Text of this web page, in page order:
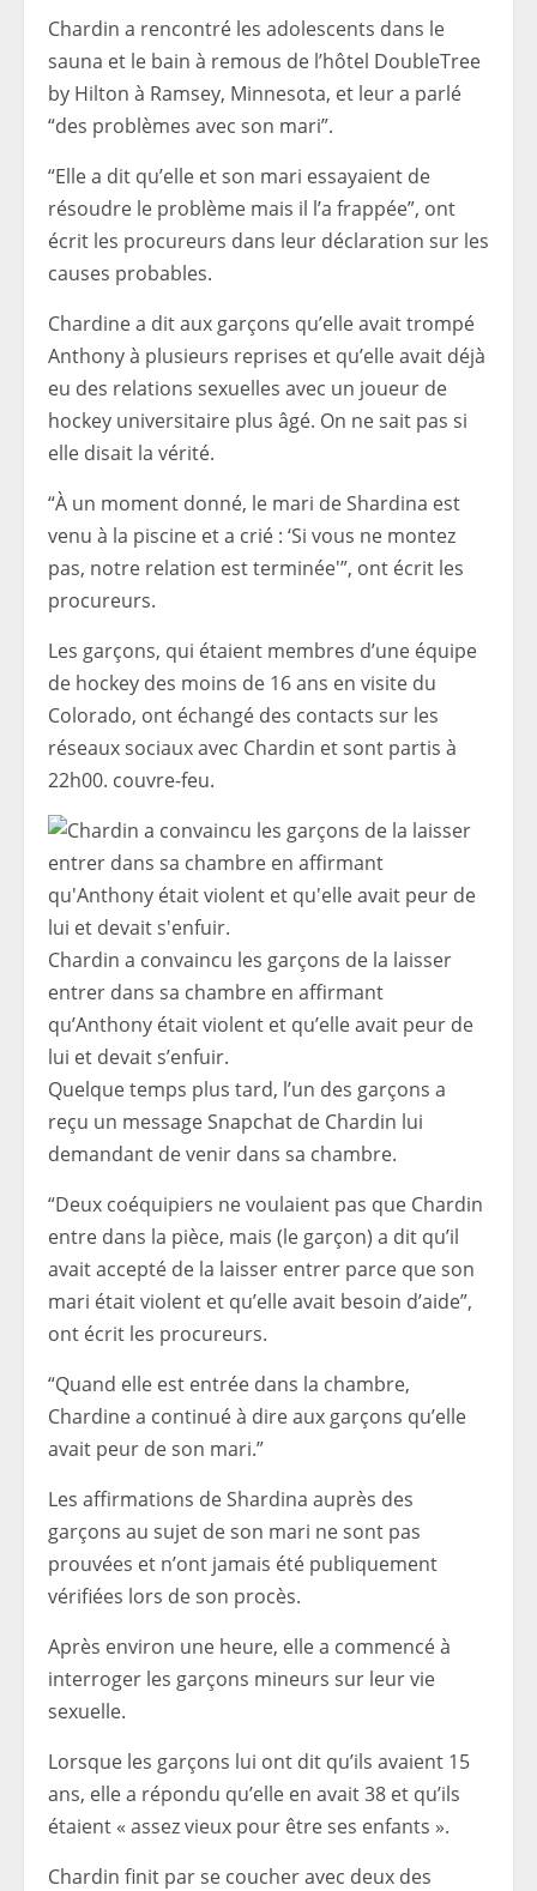
Chardin a rencontré les adolescents dans le
sauna et le bain à remous de l’hôtel DoubleTree
by Hilton à Ramsey, Minnesota, et leur a parlé
“des problèmes avec son mari”.
“Elle a dit qu’elle et son mari essayaient de
résoudre le problème mais il l’a frappée”, ont
écrit les procureurs dans leur déclaration sur les
causes probables.
Chardine a dit aux garçons qu’elle avait trompé
Anthony à plusieurs reprises et qu’elle avait déjà
eu des relations sexuelles avec un joueur de
hockey universitaire plus âgé. On ne sait pas si
elle disait la vérité.
“À un moment donné, le mari de Shardina est
venu à la piscine et a crié : ‘Si vous ne montez
pas, notre relation est terminée'”, ont écrit les
procureurs.
Les garçons, qui étaient membres d’une équipe
de hockey des moins de 16 ans en visite du
Colorado, ont échangé des contacts sur les
réseaux sociaux avec Chardin et sont partis à
22h00. couvre-feu.
Chardin a convaincu les garçons de la laisser
entrer dans sa chambre en affirmant
qu’Anthony était violent et qu’elle avait peur de
lui et devait s’enfuir.
Quelque temps plus tard, l’un des garçons a
reçu un message Snapchat de Chardin lui
demandant de venir dans sa chambre.
“Deux coéquipiers ne voulaient pas que Chardin
entre dans la pièce, mais (le garçon) a dit qu’il
avait accepté de la laisser entrer parce que son
mari était violent et qu’elle avait besoin d’aide”,
ont écrit les procureurs.
“Quand elle est entrée dans la chambre,
Chardine a continué à dire aux garçons qu’elle
avait peur de son mari.”
Les affirmations de Shardina auprès des
garçons au sujet de son mari ne sont pas
prouvées et n’ont jamais été publiquement
vérifiées lors de son procès.
Après environ une heure, elle a commencé à
interroger les garçons mineurs sur leur vie
sexuelle.
Lorsque les garçons lui ont dit qu’ils avaient 15
ans, elle a répondu qu’elle en avait 38 et qu’ils
étaient « assez vieux pour être ses enfants ».
Chardin finit par se coucher avec deux des